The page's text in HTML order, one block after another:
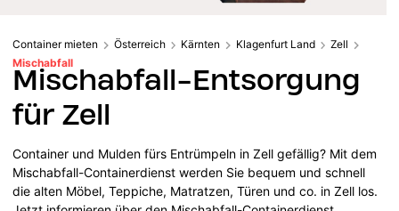
Container mieten Österreich Kärnten Klagenfurt Land
Zell
Mischabfall
Mischabfall-Entsorgung
für Zell
Container und Mulden fürs Entrümpeln in Zell gefällig? Mit dem
Mischabfall-Containerdienst werden Sie bequem und schnell
die alten Möbel, Teppiche, Matratzen, Türen und co. in Zell los.